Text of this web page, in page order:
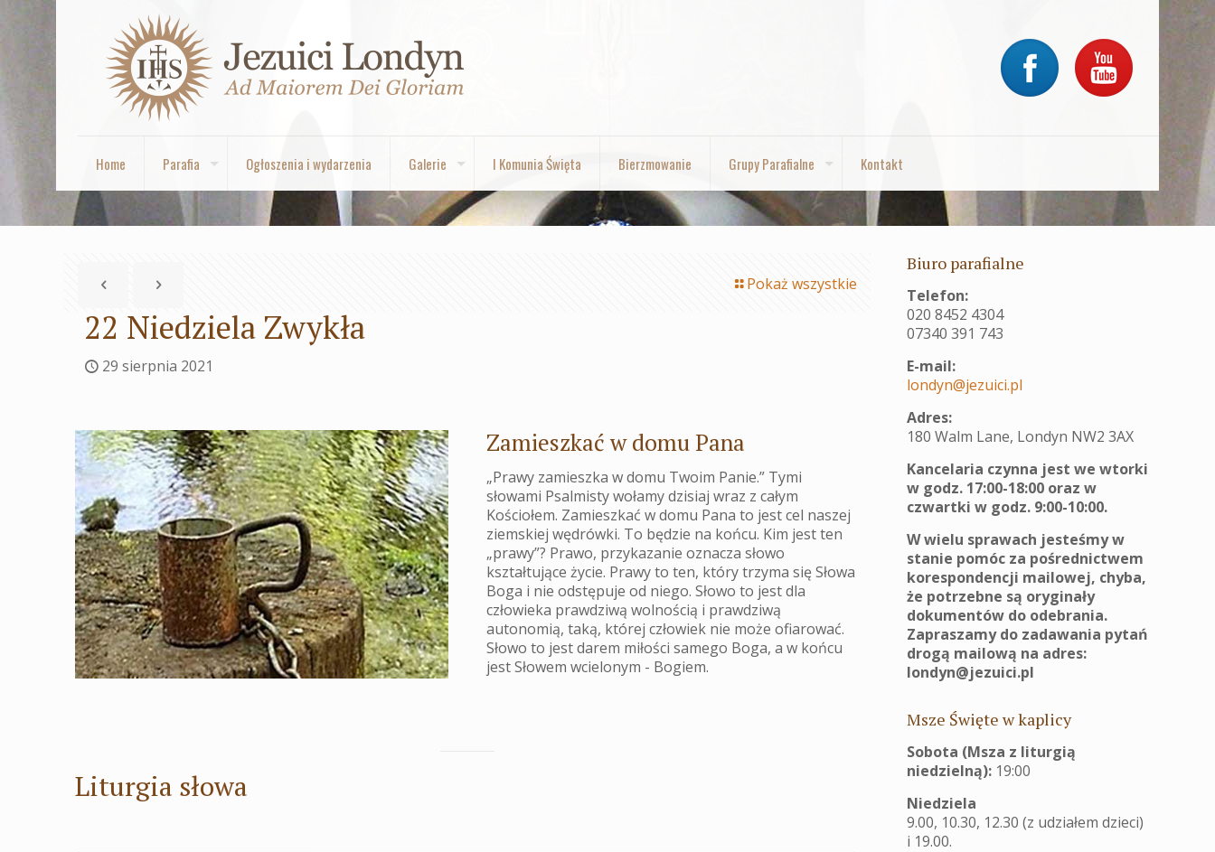
Home Parafia Ogłoszenia i wydarzenia Galerie I Komunia Święta Bierzmowanie Grupy Parafialne Kontakt
Pokaż wszystkie
22 Niedziela Zwykła
29 sierpnia 2021
Zamieszkać w domu Pana
„Prawy zamieszka w domu Twoim Panie.” Tymi
słowami Psalmisty wołamy dzisiaj wraz z całym
Kościołem. Zamieszkać w domu Pana to jest cel naszej
ziemskiej wędrówki. To będzie na końcu. Kim jest ten
„prawy”? Prawo, przykazanie oznacza słowo
kształtujące życie. Prawy to ten, który trzyma się Słowa
Boga i nie odstępuje od niego. Słowo to jest dla
człowieka prawdziwą wolnością i prawdziwą
autonomią, taką, której człowiek nie może ofiarować.
Słowo to jest darem miłości samego Boga, a w końcu
jest Słowem wcielonym - Bogiem.
Liturgia słowa
Biuro parafialne
Telefon:
020 8452 4304
07340 391 743
E-mail:
londyn@jezuici.pl
Adres:
180 Walm Lane, Londyn NW2 3AX
Kancelaria czynna jest we wtorki
w godz. 17:00-18:00 oraz w
czwartki w godz. 9:00-10:00.
W wielu sprawach jesteśmy w
stanie pomóc za pośrednictwem
korespondencji mailowej, chyba,
że potrzebne są oryginały
dokumentów do odebrania.
Zapraszamy do zadawania pytań
drogą mailową na adres:
londyn@jezuici.pl
Msze Święte w kaplicy
Sobota (Msza z liturgią
niedzielną): 19:00
Niedziela
9.00, 10.30, 12.30 (z udziałem dzieci)
i 19.00.